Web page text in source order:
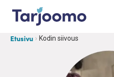
Siirry sisältöön
Tarjoomo etusivu
Etusivu Kodin siivous